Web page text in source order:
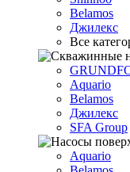
Belamos
Джилекс
Все
Aquario
Belamos
Джилекс
SFA Group
Aquario